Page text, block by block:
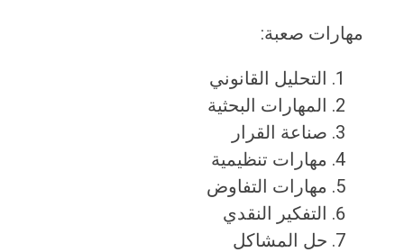
مهارات صعبة:
التحليل القانوني
المهارات البحثية
صناعة القرار
مهارات تنظيمية
مهارات التفاوض
التفكير النقدي
حل المشاكل